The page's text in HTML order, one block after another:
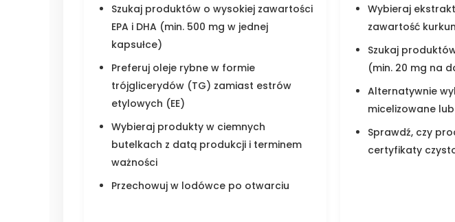
Szukaj produktów o wysokiej zawartości
EPA i DHA (min. 500 mg w jednej
kapsułce)
Preferuj oleje rybne w formie
trójglicerydów (TG) zamiast estrów
etylowych (EE)
Wybieraj produkty w ciemnych
butelkach z datą produkcji i terminem
ważności
Przechowuj w lodówce po otwarciu
Wybieraj
zawartość
Szukaj
(min. 20 mg na
Alternatywnie
micelizowane
Sprawdź, czy
certyfikaty